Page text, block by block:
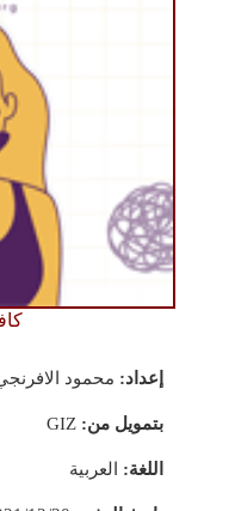
إعداد: محمود
بتمويل من:
اللغة: العربية